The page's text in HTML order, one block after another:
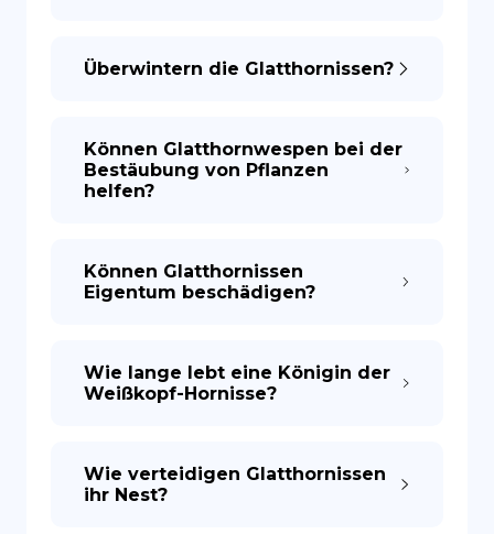
Überwintern die Glatthornissen?
Können Glatthornwespen bei der
Bestäubung von Pflanzen
helfen?
Können Glatthornissen
Eigentum beschädigen?
Wie lange lebt eine Königin der
Weißkopf-Hornisse?
Wie verteidigen Glatthornissen
ihr Nest?